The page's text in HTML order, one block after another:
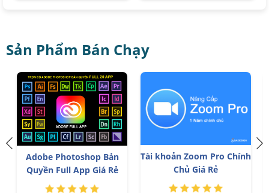
Sản Phẩm Bán Chạy
Adobe Photoshop Bản
Quyền Full App Giá Rẻ
Tài khoản Zoom Pro Chính
Chủ Giá Rẻ